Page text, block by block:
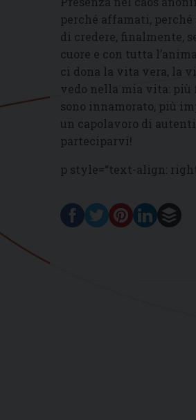
perché affamati,
di credere, finalmente,
cuore e con tutta
ci dona la vita vera, la
vedo nella mia vita: più
sono innamorato, più
un capolavoro di
parteciparvi!
p style=“text-align: